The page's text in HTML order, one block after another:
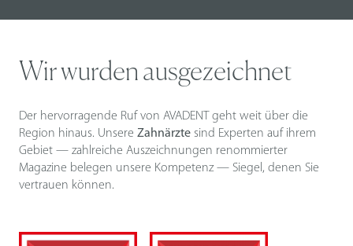
Wir wurden ausgezeichnet
Der hervorragende Ruf von AVADENT geht weit über die
Region hinaus. Unsere Zahnärzte sind Experten auf ihrem
Gebiet — zahlreiche Auszeichnungen renommierter
Magazine belegen unsere Kompetenz — Siegel, denen Sie
vertrauen können.